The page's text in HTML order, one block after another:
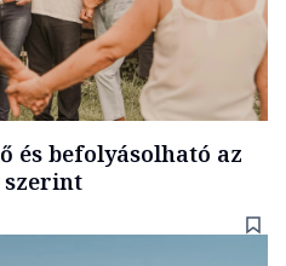
és befolyásolható az
szerint